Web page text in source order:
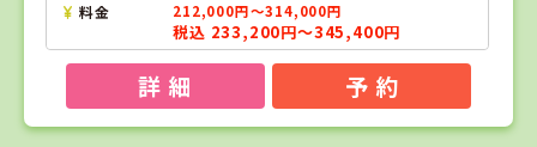
料金
212,000円～314,000円
税込 233,200円～345,400円
詳 細 予 約